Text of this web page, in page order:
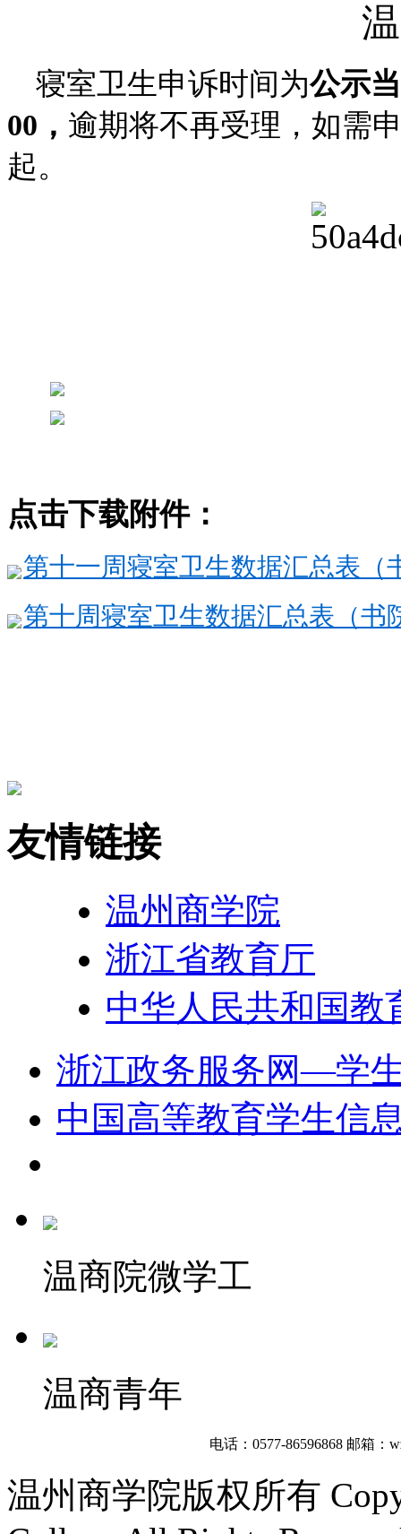
寝室卫生申诉时间为公示
00， 逾期将不再受理，如需
起。
点击下载附件：
第十一周寝室卫生数据汇总表（
第十周寝室卫生数据汇总表（书
友情链接
温州商学院
浙江省教育厅
中华人民共和国教
浙江政务服务网—学
中国高等教育学生信
温商院微学工
温商青年
电话：0577-86596868 邮箱：
温州商学院版权所有